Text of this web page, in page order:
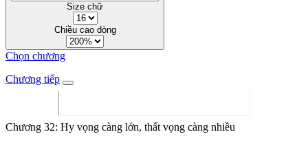
Size chữ
Chiều cao dòng
Chọn chương
Chương tiếp
Chương 32: Hy vọng càng lớn, thất vọng càng nhiều